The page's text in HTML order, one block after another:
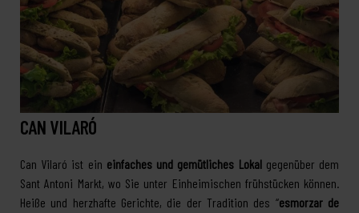
CAN VILARÓ
Can Vilaró ist ein einfaches und gemütliches Lokalgegenüber dem
Sant Antoni Markt, wo Sie unter Einheimischen frühstücken können.
Heiße und herzhafte Gerichte, die der Tradition des “esmorzar de